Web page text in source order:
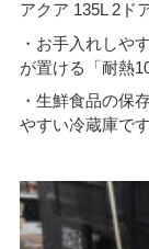
アクア 135L 2ド
・お手入れしや
が置ける「耐熱
・生鮮食品の保
やすい冷蔵庫で